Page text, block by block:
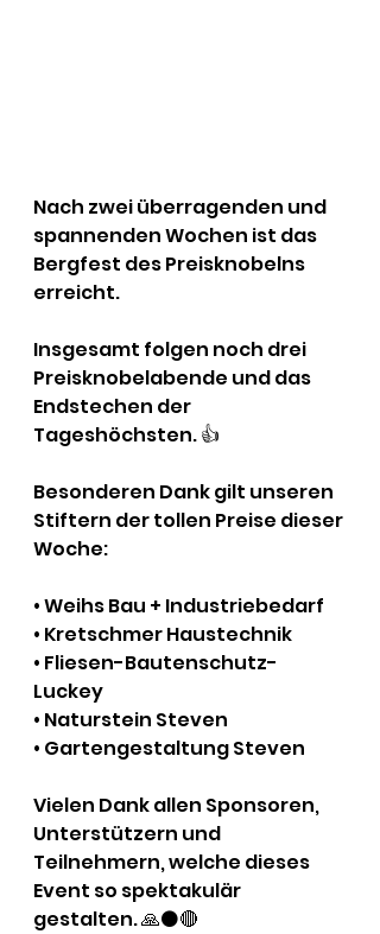
Nach zwei überragenden und
spannenden Wochen ist das
Bergfest des Preisknobelns
erreicht.
Insgesamt folgen noch drei
Preisknobelabende und das
Endstechen der
Tageshöchsten. 👍
Besonderen Dank gilt unseren
Stiftern der tollen Preise dieser
Woche:
• Weihs Bau + Industriebedarf
• Kretschmer Haustechnik
• Fliesen-Bautenschutz-
Luckey
• Naturstein Steven
• Gartengestaltung Steven
Vielen Dank allen Sponsoren,
Unterstützern und
Teilnehmern, welche dieses
Event so spektakulär
gestalten. 🙏⚫️🔴